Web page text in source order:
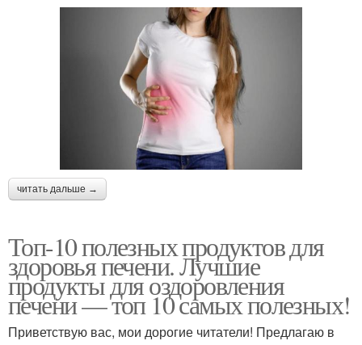
читать дальше →
Топ-10 полезных продуктов для
здоровья печени. Лучшие
продукты для оздоровления
печени — топ 10 самых полезных!
Приветствую вас, мои дорогие читатели! Предлагаю в